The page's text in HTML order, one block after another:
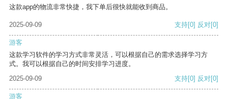
这款app的物流非常快捷，我下单后很快就能收到商品。
2025-09-09 支持[0] 反对[0]
游客
这款学习软件的学习方式非常灵活，可以根据自己的需求选择学习方
式。我可以根据自己的时间安排学习进度。
2025-09-09
支持[0] 反对[0]
游客